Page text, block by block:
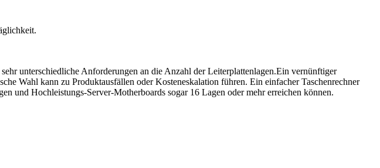
unterschiedliche Anforderungen an die Anzahl der Leiterplattenlagen.Ein vernünftiger
Wahl kann zu Produktausfällen oder Kosteneskalation führen. Ein einfacher Taschenrechner
und Hochleistungs-Server-Motherboards sogar 16 Lagen oder mehr erreichen können.